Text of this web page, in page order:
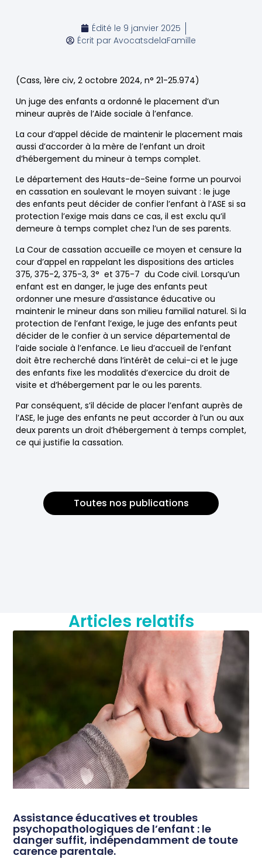
Édité le 9 janvier 2025
Écrit par AvocatsdelaFamille
(Cass, 1ère civ, 2 octobre 2024, n° 21-25.974)
Un juge des enfants a ordonné le placement d’un
mineur auprès de l’Aide sociale à l’enfance.
La cour d’appel décide de maintenir le placement mais
aussi d’accorder à la mère de l’enfant un droit
d’hébergement du mineur à temps complet.
Le département des Hauts-de-Seine forme un pourvoi
en cassation en soulevant le moyen suivant : le juge
des enfants peut décider de confier l’enfant à l’ASE si sa
protection l’exige mais dans ce cas, il est exclu qu’il
demeure à temps complet chez l’un de ses parents.
La Cour de cassation accueille ce moyen et censure la
cour d’appel en rappelant les dispositions des articles
375, 375-2, 375-3, 3° et 375-7 du Code civil. Lorsqu’un
enfant est en danger, le juge des enfants peut
ordonner une mesure d’assistance éducative ou
maintenir le mineur dans son milieu familial naturel. Si la
protection de l’enfant l’exige, le juge des enfants peut
décider de le confier à un service départemental de
l’aide sociale à l’enfance. Le lieu d’accueil de l’enfant
doit être recherché dans l’intérêt de celui-ci et le juge
des enfants fixe les modalités d’exercice du droit de
visite et d’hébergement par le ou les parents.
Par conséquent, s’il décide de placer l’enfant auprès de
l’ASE, le juge des enfants ne peut accorder à l’un ou aux
deux parents un droit d’hébergement à temps complet,
ce qui justifie la cassation.
Toutes nos publications
Articles relatifs
Assistance éducatives et troubles
psychopathologiques de l’enfant : le
danger suffit, indépendamment de toute
carence parentale.